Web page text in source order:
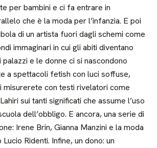
per bambini e ci fa entrare in
che è la moda per l’infanzia. E poi
di un artista fuori dagli schemi come
immaginari in cui gli abiti diventano
e le donne ci si nascondono
a spettacoli fetish con luci soffuse,
misurerete con testi rivelatori come
sui tanti significati che assume l’uso
dell’obbligo. E ancora, una serie di
Irene Brin, Gianna Manzini e la moda
Ridenti. Infine, un dono: un